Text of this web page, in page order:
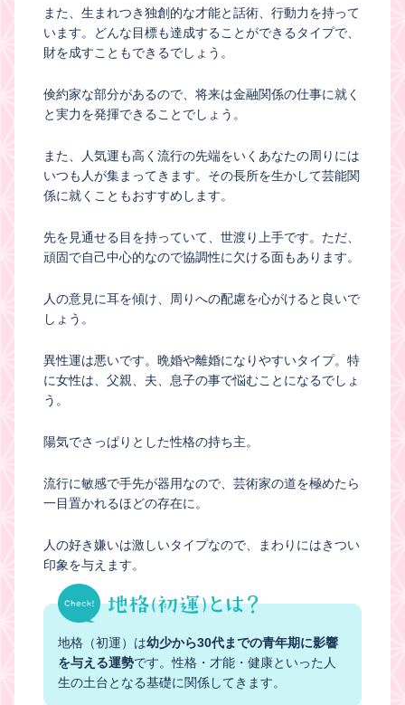
また、生まれつき独創的な才能と話術、行動力を持って
います。どんな目標も達成することができるタイプで、
財を成すこともできるでしょう。
倹約家な部分があるので、将来は金融関係の仕事に就く
と実力を発揮できることでしょう。
また、人気運も高く流行の先端をいくあなたの周りには
いつも人が集まってきます。その長所を生かして芸能関
係に就くこともおすすめします。
先を見通せる目を持っていて、世渡り上手です。ただ、
頑固で自己中心的なので協調性に欠ける面もあります。
人の意見に耳を傾け、周りへの配慮を心がけると良いで
しょう。
異性運は悪いです。晩婚や離婚になりやすいタイプ。特
に女性は、父親、夫、息子の事で悩むことになるでしょ
う。
陽気でさっぱりとした性格の持ち主。
流行に敏感で手先が器用なので、芸術家の道を極めたら
一目置かれるほどの存在に。
人の好き嫌いは激しいタイプなので、まわりにはきつい
印象を与えます。
地格（初運）は幼少から30代までの青年期に影響
を与える運勢です。性格・才能・健康といった人
生の土台となる基礎に関係してきます。